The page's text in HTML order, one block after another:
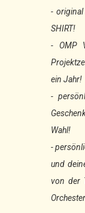
- original
SHIRT!
- OMP
ein Jahr!
-
Wahl!
-
und
von der